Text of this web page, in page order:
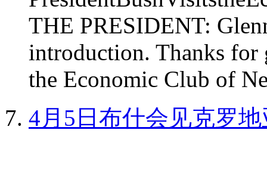
THE PRESIDENT:
introduction. Thanks for
the Economic Club of
4月5日布什会见克罗